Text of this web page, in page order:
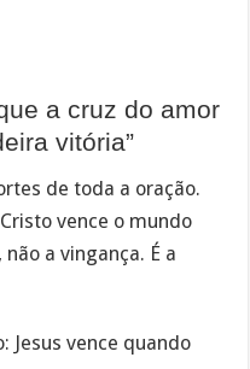
a cruz do amor
vitória”
de toda a oração.
vence o mundo
a vingança. É a
Jesus vence quando